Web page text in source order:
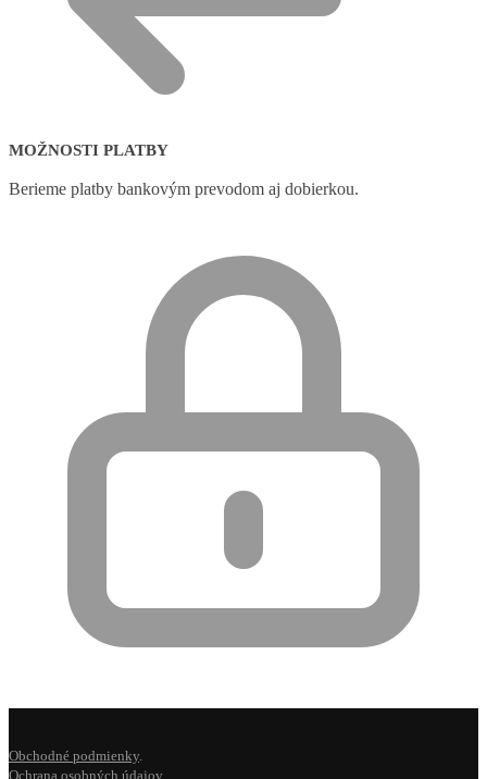
MOŽNOSTI PLATBY
Berieme platby bankovým prevodom aj dobierkou.
Obchodné podmienky.
Ochrana osobných údajov.